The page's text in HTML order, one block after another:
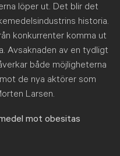
löper ut. Det blir det
historia.
konkurrenter komma ut
Avsaknaden av en tydligt
både möjligheterna
de nya aktörer som
Larsen.
mot obesitas